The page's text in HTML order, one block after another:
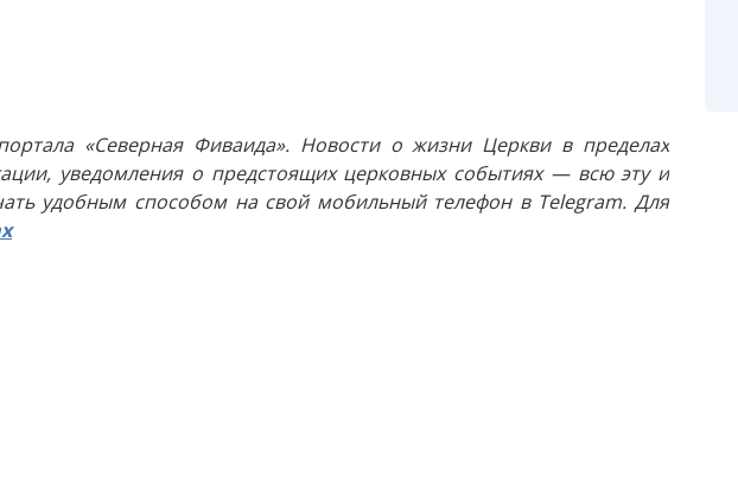
«Северная Фиваида». Новости о жизни Церкви в пределах
уведомления о предстоящих церковных событиях — всю эту и
удобным способом на свой мобильный телефон в Telegram. Для